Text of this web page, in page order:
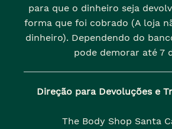
para que o dinheiro seja
forma que foi cobrado (A loja
dinheiro). Dependendo do
pode demorar até 7
Direção para Devoluções e
The Body Shop Santa